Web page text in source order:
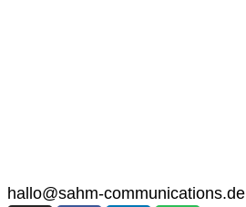
hallo@sahm-communications.de